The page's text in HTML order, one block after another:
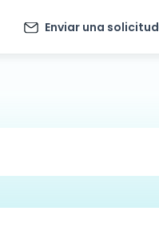
Enviar una solicitud